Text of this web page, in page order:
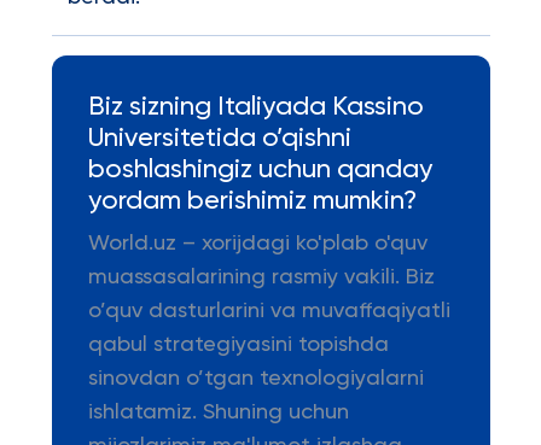
Biz sizning Italiyada Kassino
Universitetida o’qishni
boshlashingiz uchun qanday
yordam berishimiz mumkin?
World.uz – xorijdagi ko'plab o'quv
muassasalarining rasmiy vakili. Biz
o’quv dasturlarini va muvaffaqiyatli
qabul strategiyasini topishda
sinovdan o’tgan texnologiyalarni
ishlatamiz. Shuning uchun